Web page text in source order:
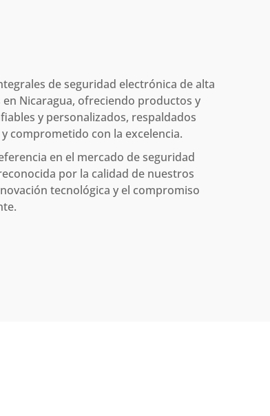
de seguridad electrónica de alta
Nicaragua, ofreciendo productos y
y personalizados, respaldados
comprometido con la excelencia.
en el mercado de seguridad
por la calidad de nuestros
tecnológica y el compromiso